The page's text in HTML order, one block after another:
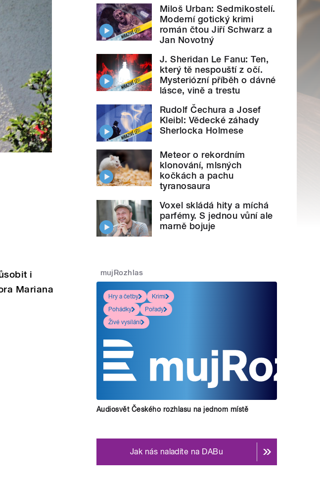
i
Mariana
Miloš Urban: Sedmikostelí.
Moderní gotický krimi
román čtou Jiří Schwarz a
Jan Novotný
J. Sheridan Le Fanu: Ten,
který tě nespouští z očí.
Mysteriózní příběh o dávné
lásce, vině a trestu
Rudolf Čechura a Josef
Kleibl: Vědecké záhady
Sherlocka Holmese
Meteor o rekordním
klonování, mlsných
kočkách a pachu
tyranosaura
Voxel skládá hity a míchá
parfémy. S jednou vůní ale
marně bojuje
mujRozhlas
Hry a četby
Krimi
Pohádky
Pořady
Živé vysílání
Audiosvět Českého rozhlasu na jednom místě
Jak nás naladíte na DABu